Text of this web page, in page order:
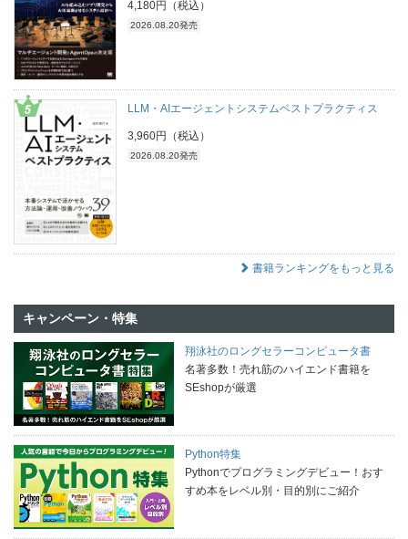
4,180円（税込）
2026.08.20発売
LLM・AIエージェントシステムベストプラクティス
3,960円（税込）
2026.08.20発売
書籍ランキングをもっと見る
キャンペーン・特集
翔泳社のロングセラーコンピュータ書
名著多数！売れ筋のハイエンド書籍を
SEshopが厳選
Python特集
Pythonでプログラミングデビュー！おす
すめ本をレベル別・目的別にご紹介